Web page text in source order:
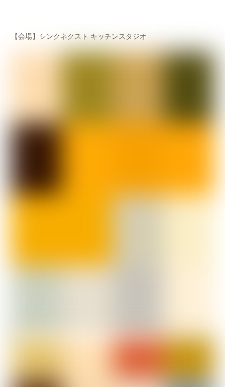
【会場】シンクネクスト キッチンスタジオ